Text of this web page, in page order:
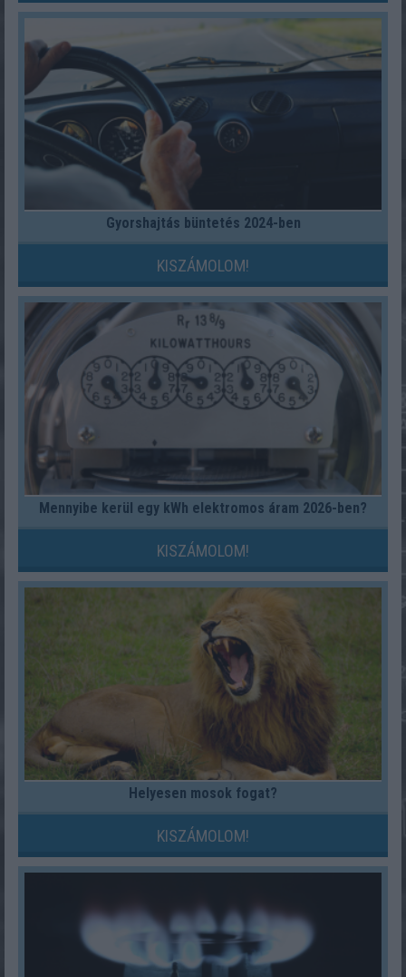
Gyorshajtás büntetés 2024-ben
KISZÁMOLOM!
Mennyibe kerül egy kWh elektromos áram 2026-ben?
KISZÁMOLOM!
Helyesen mosok fogat?
KISZÁMOLOM!